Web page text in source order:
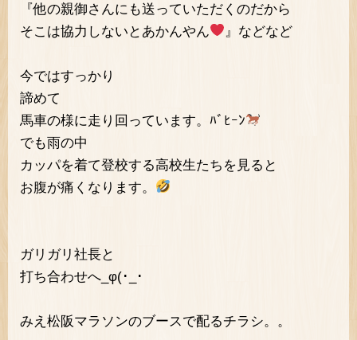
『他の親御さんにも送っていただくのだから
そこは協力しないとあかんやん
』などなど
今ではすっかり
諦めて
馬車の様に走り回っています。ﾊﾞﾋｰﾝ
でも雨の中
カッパを着て登校する高校生たちを見ると
お腹が痛くなります。
ガリガリ社長と
打ち合わせへ_φ(･_･
みえ松阪マラソンのブースで配るチラシ。。